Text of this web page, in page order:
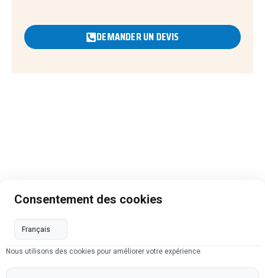
DEMANDER UN DEVIS
Consentement des cookies
Nous utilisons des cookies pour améliorer votre expérience.